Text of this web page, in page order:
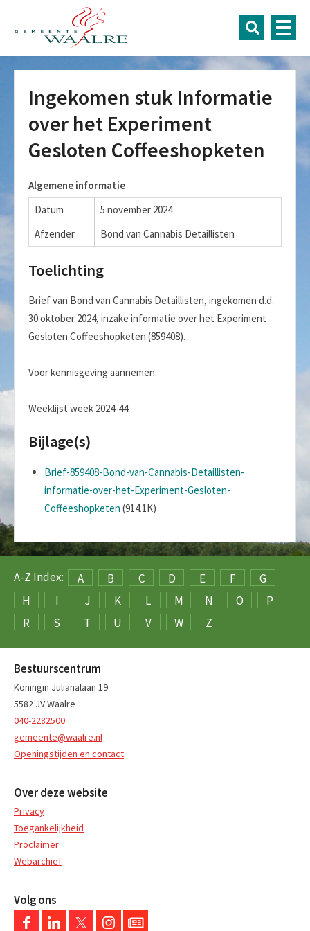
Ingekomen stuk Informatie
over het Experiment
Gesloten Coffeeshopketen
Algemene informatie
Datum
5 november 2024
Afzender
Bond van Cannabis Detaillisten
Toelichting
Brief van Bond van Cannabis Detaillisten, ingekomen d.d.
30 oktober 2024, inzake informatie over het Experiment
Gesloten Coffeeshopketen (859408).
Voor kennisgeving aannemen.
Weeklijst week 2024-44.
Bijlage(s)
Brief-859408-Bond-van-Cannabis-Detaillisten-
informatie-over-het-Experiment-Gesloten-
Coffeeshopketen (914.1K)
A-Z Index: A B C D E F
G
H
I J K L M N O
P
R
S T U V W Z
Bestuurscentrum
Koningin Julianalaan 19
5582 JV Waalre
040-2282500
gemeente@waalre.nl
Openingstijden en contact
Over deze website
Privacy
Toegankelijkheid
Proclaimer
Webarchief
Volg ons